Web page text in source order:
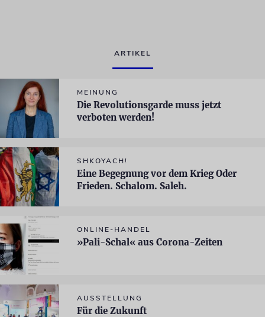
ARTIKEL
MEINUNG
Die Revolutionsgarde muss jetzt
verboten werden!
SHKOYACH!
Eine Begegnung vor dem Krieg Oder
Frieden. Schalom. Saleh.
ONLINE-HANDEL
»Pali-Schal« aus Corona-Zeiten
AUSSTELLUNG
Für die Zukunft